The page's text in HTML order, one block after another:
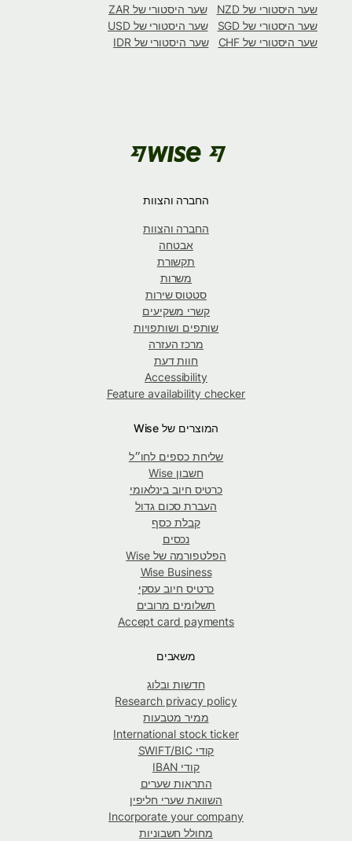
שער היסטורי של NZD
שער היסטורי של ZAR
שער היסטורי של SGD
שער היסטורי של USD
שער היסטורי של CHF
שער היסטורי של IDR
החברה והצוות
החברה והצוות
אבטחה
תקשורת
משרות
סטטוס שירות
קשרי משקיעים
שותפים ושותפויות
מרכז העזרה
חוות דעת
Accessibility
Feature availability checker
המוצרים של Wise
שליחת כספים לחו״ל
חשבון Wise
כרטיס חיוב בינלאומי
העברת סכום גדול
קבלת כסף
נכסים
הפלטפורמה של Wise
Wise Business
כרטיס חיוב עסקי
תשלומים מרובים
Accept card payments
משאבים
חדשות ובלוג
Research privacy policy
ממיר מטבעות
International stock ticker
קודי SWIFT/BIC
קודי IBAN
התראות שערים
השוואת שערי חליפין
Incorporate your company
מחולל חשבוניות